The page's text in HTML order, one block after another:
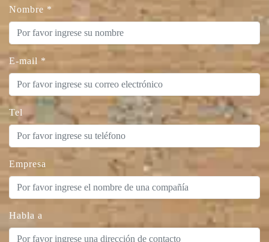
Nombre *
E-mail *
Tel
Empresa
Habla a